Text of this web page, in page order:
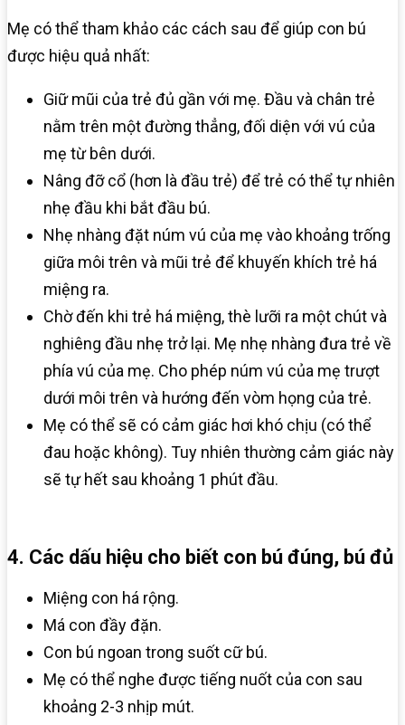
Mẹ có thể tham khảo các cách sau để giúp con bú
được hiệu quả nhất:
Giữ mũi của trẻ đủ gần với mẹ. Đầu và chân trẻ
nằm trên một đường thẳng, đối diện với vú của
mẹ từ bên dưới.
Nâng đỡ cổ (hơn là đầu trẻ) để trẻ có thể tự nhiên
nhẹ đầu khi bắt đầu bú.
Nhẹ nhàng đặt núm vú của mẹ vào khoảng trống
giữa môi trên và mũi trẻ để khuyến khích trẻ há
miệng ra.
Chờ đến khi trẻ há miệng, thè lưỡi ra một chút và
nghiêng đầu nhẹ trở lại. Mẹ nhẹ nhàng đưa trẻ về
phía vú của mẹ. Cho phép núm vú của mẹ trượt
dưới môi trên và hướng đến vòm họng của trẻ.
Mẹ có thể sẽ có cảm giác hơi khó chịu (có thể
đau hoặc không). Tuy nhiên thường cảm giác này
sẽ tự hết sau khoảng 1 phút đầu.
4. Các dấu hiệu cho biết con bú đúng, bú đủ
Miệng con há rộng.
Má con đầy đặn.
Con bú ngoan trong suốt cữ bú.
Mẹ có thể nghe được tiếng nuốt của con sau
khoảng 2-3 nhịp mút.